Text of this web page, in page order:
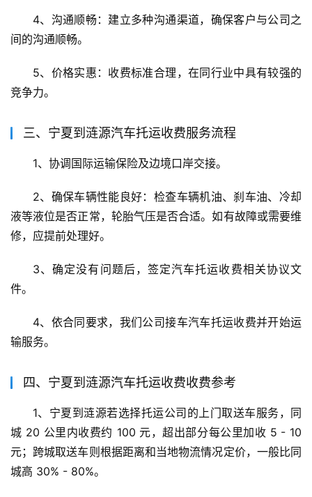
4、沟通顺畅：建立多种沟通渠道，确保客户与公司之
间的沟通顺畅。
5、价格实惠：收费标准合理，在同行业中具有较强的
竞争力。
三、宁夏到涟源汽车托运收费服务流程
1、协调国际运输保险及边境口岸交接。
2、确保车辆性能良好：检查车辆机油、刹车油、冷却
液等液位是否正常，轮胎气压是否合适。如有故障或需要维
修，应提前处理好。
3、确定没有问题后，签定汽车托运收费相关协议文
件。
4、依合同要求，我们公司接车汽车托运收费并开始运
输服务。
四、宁夏到涟源汽车托运收费收费参考
1、宁夏到涟源若选择托运公司的上门取送车服务，同
城 20 公里内收费约 100 元，超出部分每公里加收 5 - 10
元；跨城取送车则根据距离和当地物流情况定价，一般比同
城高 30% - 80%。